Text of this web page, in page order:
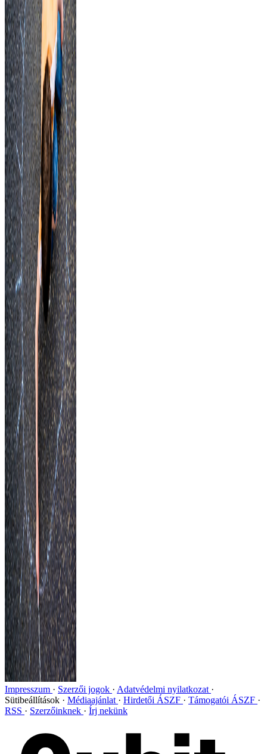
Impresszum Szerzői jogok
Adatvédelmi nyilatkozat
Sütibeállítások
Médiaajánlat Hirdetői ÁSZF
Támogatói ÁSZF
RSS
Szerzőinknek Írj nekünk